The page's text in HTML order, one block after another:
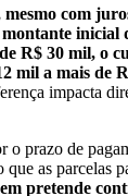
com
inicial
R$ 30 mil, o
mil a mais de
impacta
o prazo de
as parcelas
pretende